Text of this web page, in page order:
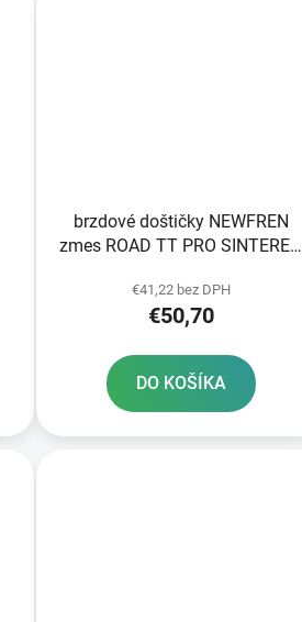
brzdové doštičky NEWFREN
zmes ROAD TT PRO SINTERED
€41,22 bez DPH
€50,70
DO KOŠÍKA